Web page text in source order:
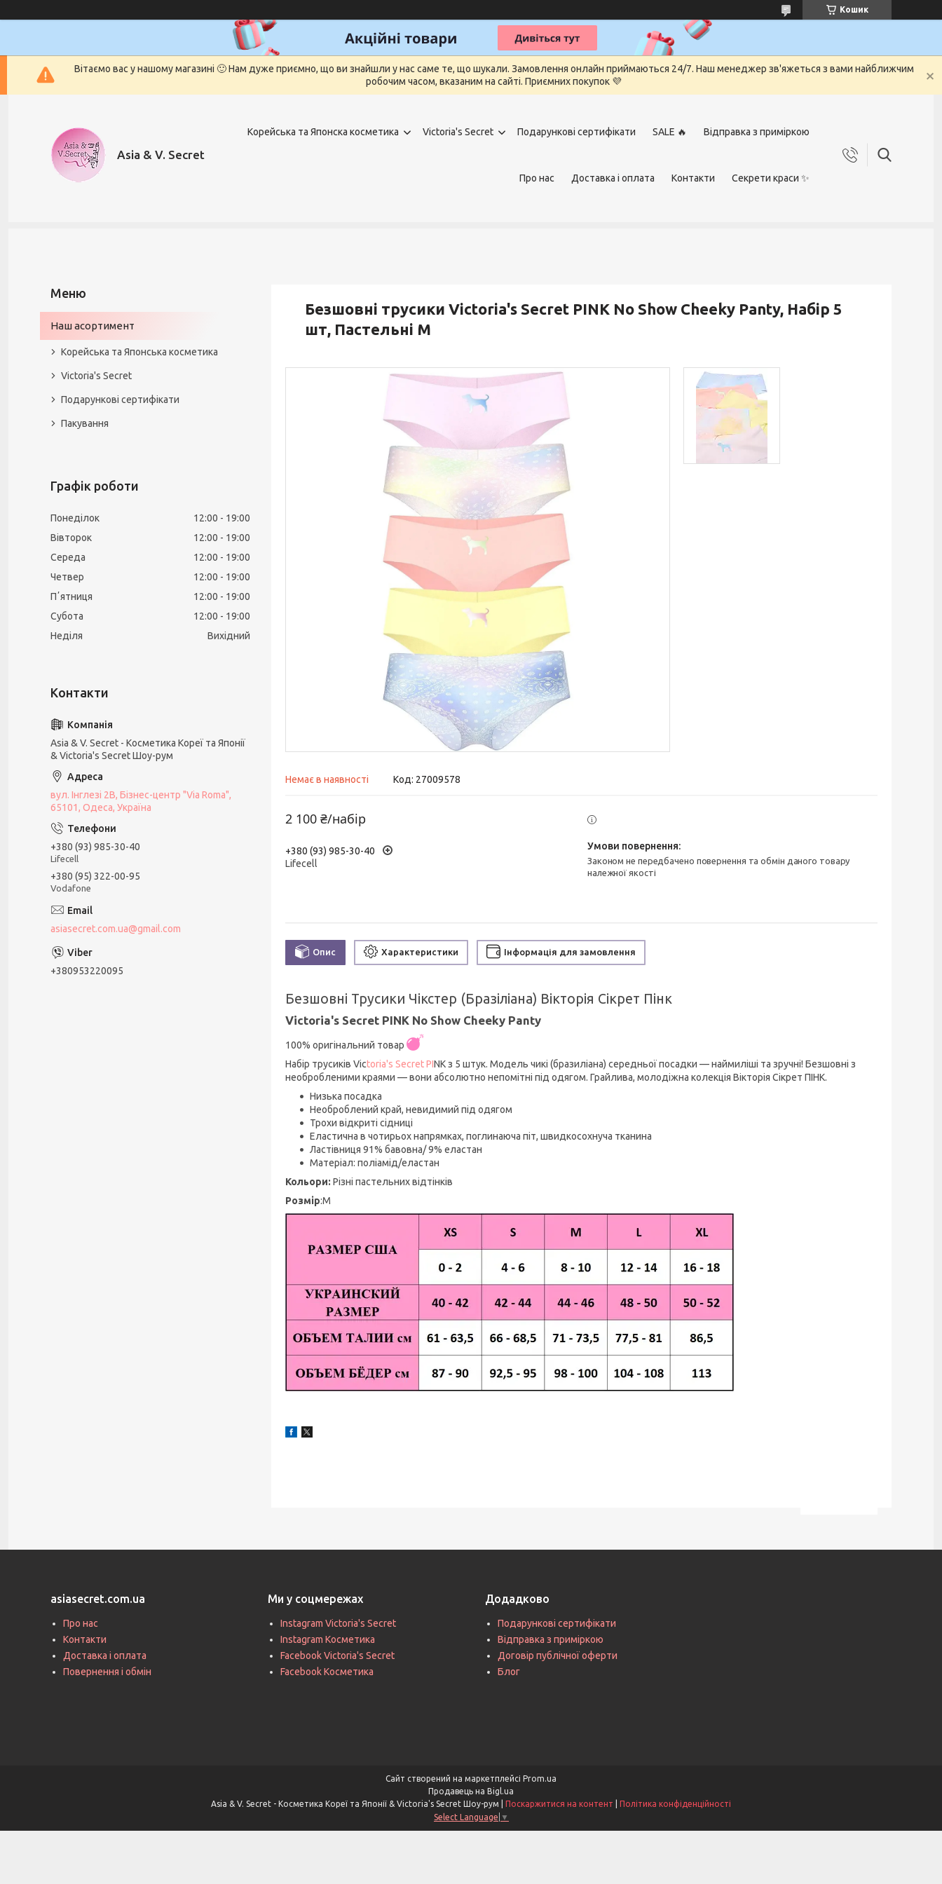
Кошик
Вітаємо вас у нашому магазині 🙂 Нам дуже приємно, що ви знайшли у нас саме те, що шукали. Замовлення онлайн приймаються 24/7. Наш менеджер зв'яжеться з вами найближчим
робочим часом, вказаним на сайті. Приємних покупок 💜
Asia & V. Secret
Корейська та Японска косметика Victoria's Secret Подарункові сертифікати SALE 🔥 Відправка з приміркою
Про нас Доставка і оплата Контакти Секрети краси ✨
Безшовні трусики Victoria's Secret PINK No Show Cheeky Panty, Набір 5
шт, Пастельні M
Немає в наявності Код: 27009578
2 100 ₴/набір
+380 (93) 985-30-40
Lifecell
Законом не передбачено повернення та обмін даного товару
належної якості
Опис Характеристики Інформація для замовлення
Безшовні Трусики Чікстер (Бразіліана) Вікторія Сікрет Пінк
Victoria's Secret PINK No Show Cheeky Panty
100% оригінальний товар
Набір трусиків Victoria's Secret PINK з 5 штук. Модель чикі (бразиліана) середньої посадки — наймиліші та зручні! Безшовні з
необробленими краями — вони абсолютно непомітні під одягом. Грайлива, молодіжна колекція Вікторія Сікрет ПІНК.
Низька посадка
Необроблений край, невидимий під одягом
Трохи відкриті сідниці
Еластична в чотирьох напрямках, поглинаюча піт, швидкосохнуча тканина
Ластівниця 91% бавовна/ 9% еластан
Матеріал: поліамід/еластан
Кольори: Різні пастельних відтінків
Розмір:M
Наш асортимент
Корейська та Японська косметика
Victoria's Secret
Подарункові сертифікати
Пакування
Графік роботи
Понеділок 12:00
19:00
Вівторок
12:00
19:00
Середа
12:00
19:00
Четвер
12:00
19:00
Пʼятниця
12:00
19:00
Субота
12:00
19:00
Неділя
Вихідний
Asia & V. Secret - Косметика Кореї та Японії
& Victoria's Secret Шоу-рум
вул. Інглезі 2В, Бізнес-центр "Via Roma",
65101, Одеса, Україна
+380 (93) 985-30-40
Lifecell
+380 (95) 322-00-95
Vodafone
asiasecret.com.ua@gmail.com
+380953220095
asiasecret.com.ua
Про нас
Контакти
Доставка і оплата
Повернення і обмін
Ми у соцмережах
Instagram Victoria's Secret
Instagram Косметика
Facebook Victoria's Secret
Facebook Косметика
Додадково
Подарункові сертифікати
Відправка з приміркою
Договір публічної оферти
Блог
Сайт створений на маркетплейсі Prom.ua
Продавець на Bigl.ua
Поскаржитися на контент
Політика конфіденційності
Select Language ▼